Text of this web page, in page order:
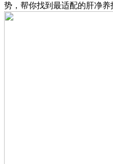
势，帮你找到最适配的肝净养